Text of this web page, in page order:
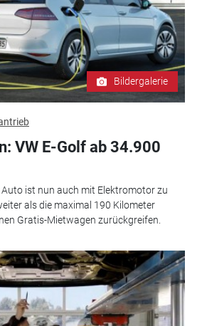
Bildergalerie
VW E-Golf ab 34.900
ist nun auch mit Elektromotor zu
als die maximal 190 Kilometer
Gratis-Mietwagen zurückgreifen.